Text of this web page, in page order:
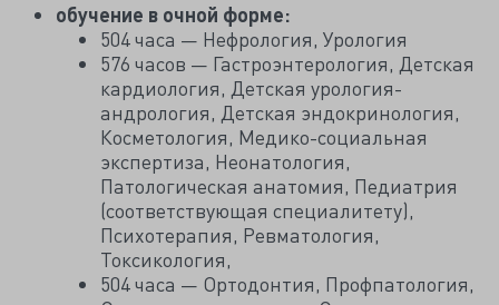
обучение в очной форме:
504 часа — Нефрология, Урология
576 часов — Гастроэнтерология, Детская
кардиология, Детская урология-
андрология, Детская эндокринология,
Косметология, Медико-социальная
экспертиза, Неонатология,
Патологическая анатомия, Педиатрия
(соответствующая специалитету),
Психотерапия, Ревматология,
Токсикология,
504 часа — Ортодонтия, Профпатология,